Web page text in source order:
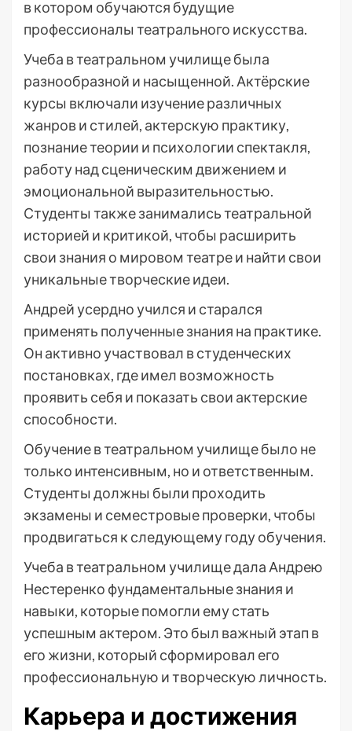
в котором обучаются будущие
профессионалы театрального искусства.
Учеба в театральном училище была
разнообразной и насыщенной. Актёрские
курсы включали изучение различных
жанров и стилей, актерскую практику,
познание теории и психологии спектакля,
работу над сценическим движением и
эмоциональной выразительностью.
Студенты также занимались театральной
историей и критикой, чтобы расширить
свои знания о мировом театре и найти свои
уникальные творческие идеи.
Андрей усердно учился и старался
применять полученные знания на практике.
Он активно участвовал в студенческих
постановках, где имел возможность
проявить себя и показать свои актерские
способности.
Обучение в театральном училище было не
только интенсивным, но и ответственным.
Студенты должны были проходить
экзамены и семестровые проверки, чтобы
продвигаться к следующему году обучения.
Учеба в театральном училище дала Андрею
Нестеренко фундаментальные знания и
навыки, которые помогли ему стать
успешным актером. Это был важный этап в
его жизни, который сформировал его
профессиональную и творческую личность.
Карьера и достижения